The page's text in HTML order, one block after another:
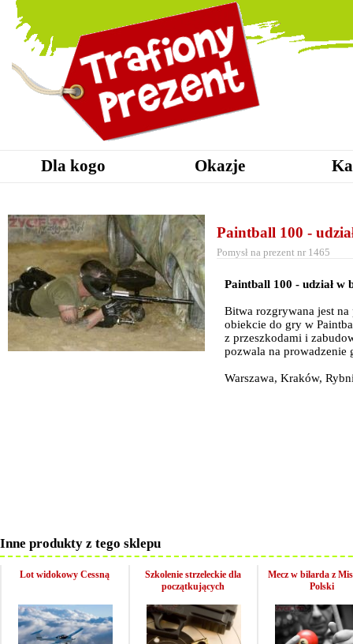
Dla kogo Okazje
Paintball 100 -
Pomysł na prezent nr 1465
Paintball 100 - udział w
Bitwa rozgrywana jest
obiekcie do gry w
z przeszkodami i
pozwala na prowadzenie
Warszawa, Kraków,
Inne produkty z tego sklepu
Lot widokowy Cessną
Szkolenie strzeleckie dla
początkujących
Mecz w bilarda z
Polski